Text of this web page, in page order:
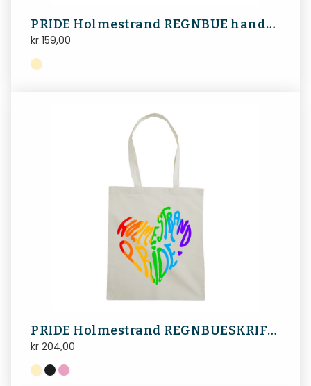
PRIDE Holmestrand REGNBUE handlenett
kr 159,00
PRIDE Holmestrand REGNBUESKRIFT handlenett
kr 204,00